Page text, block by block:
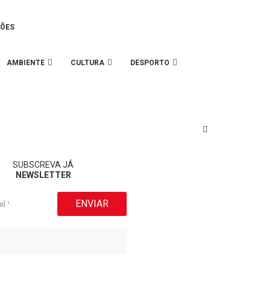
AMBIENTE CULTURA DESPORTO
SUBSCREVA JÁ
NEWSLETTER
ENVIAR